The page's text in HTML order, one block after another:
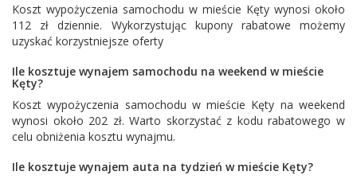
Koszt wypożyczenia samochodu w mieście Kęty wynosi około
112 zł dziennie. Wykorzystując kupony rabatowe możemy
uzyskać korzystniejsze oferty
Ile kosztuje wynajem samochodu na weekend w mieście
Kęty?
Koszt wypożyczenia samochodu w mieście Kęty na weekend
wynosi około 202 zł. Warto skorzystać z kodu rabatowego w
celu obniżenia kosztu wynajmu.
Ile kosztuje wynajem auta na tydzień w mieście Kęty?